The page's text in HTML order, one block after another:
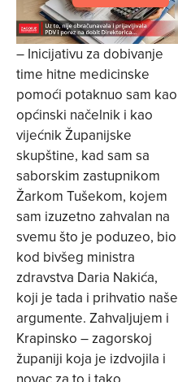
– Inicijativu za dobivanje
time hitne medicinske
pomoći potaknuo sam kao
općinski načelnik i kao
vijećnik Županijske
skupštine, kad sam sa
saborskim zastupnikom
Žarkom Tušekom, kojem
sam izuzetno zahvalan na
svemu što je poduzeo, bio
kod bivšeg ministra
zdravstva Daria Nakića,
koji je tada i prihvatio naše
argumente. Zahvaljujem i
Krapinsko – zagorskoj
županiji koja je izdvojila i